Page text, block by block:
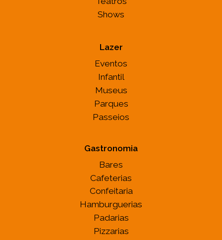
Shows
Lazer
Eventos
Infantil
Museus
Parques
Passeios
Gastronomia
Bares
Cafeterias
Confeitaria
Hamburguerias
Padarias
Pizzarias